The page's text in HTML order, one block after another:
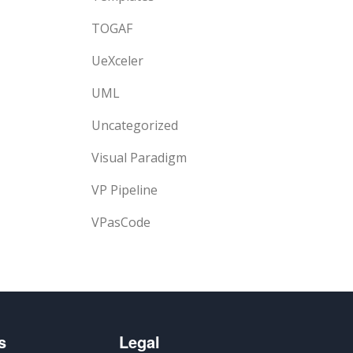
TOGAF
UeXceler
UML
Uncategorized
Visual Paradigm
VP Pipeline
VPasCode
Legal